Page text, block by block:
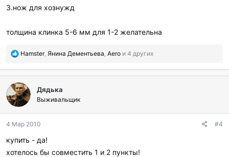
3.нож для хознужд
толщина клинка 5-6 мм для 1-2 желательна
П
б
л
а
г
о
а
и
л
Hamster, Янина Дементьева, Aero и 4 других
Дядька
Выживальщик
4 Мар 2010 #4
купить - да!
хотелось бы совместить 1 и 2 пункты!